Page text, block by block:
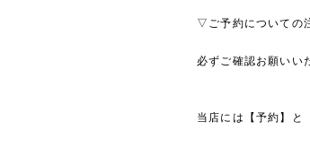
▽ご予約についての
必ずご確認お願いい
当店には【予約】と